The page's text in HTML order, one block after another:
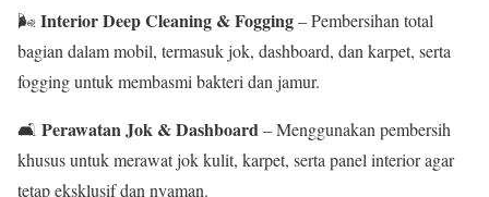
🌬Interior Deep Cleaning & Fogging– Pembersihan total
bagian dalam mobil, termasuk jok, dashboard, dan karpet, serta
fogging untuk membasmi bakteri dan jamur.
🛋 Perawatan Jok & Dashboard– Menggunakan pembersih
khusus untuk merawat jok kulit, karpet, serta panel interior agar
tetap eksklusif dan nyaman.